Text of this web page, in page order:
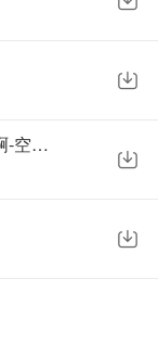
【有事没事翻旧账 你特么当数钱呢啊-空白格】